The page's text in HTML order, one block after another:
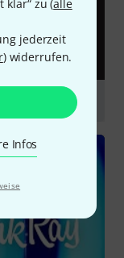
klar“ zu (alle
jederzeit
) widerrufen.
Infos